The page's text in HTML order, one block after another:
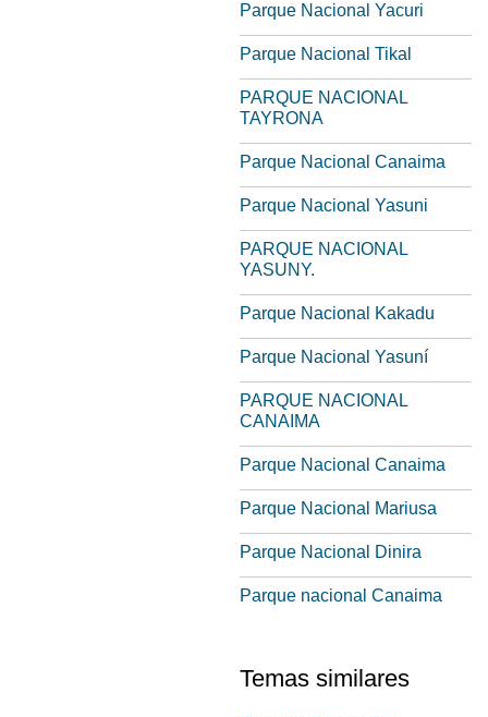
Parque Nacional Yacuri
Parque Nacional Tikal
PARQUE NACIONAL
TAYRONA
Parque Nacional Canaima
Parque Nacional Yasuni
PARQUE NACIONAL
YASUNY.
Parque Nacional Kakadu
Parque Nacional Yasuní
PARQUE NACIONAL
CANAIMA
Parque Nacional Canaima
Parque Nacional Mariusa
Parque Nacional Dinira
Parque nacional Canaima
Temas similares